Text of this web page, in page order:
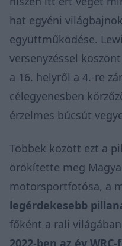
hat egyéni
együttműködése.
versenyzéssel
a 16. helyről a 4.-re
célegyenesben
érzelmes búcsút
Többek között ezt a
örökítette meg
motorsportfotósa, a
legérdekesebb
főként a rali